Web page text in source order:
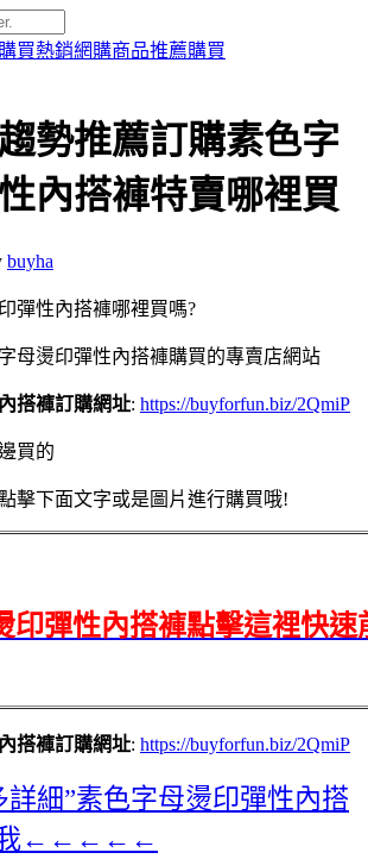
買熱銷網購商品推薦購買
勢推薦訂購素色字
內搭褲特賣哪裡買
buyha
彈性內搭褲哪裡買嗎?
母燙印彈性內搭褲購買的專賣店網站
搭褲訂購網址: https://buyforfun.biz/2QmiP
買的
擊下面文字或是圖片進行購買哦!
印彈性內搭褲點擊這裡快速
搭褲訂購網址: https://buyforfun.biz/2QmiP
”素色字母燙印彈性內搭
我←←←←←